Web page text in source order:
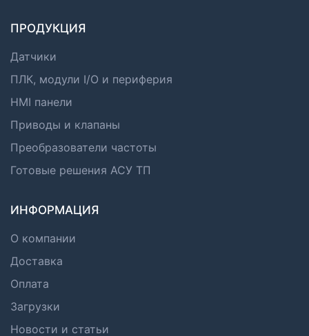
ПРОДУКЦИЯ
Датчики
ПЛК, модули I/O и периферия
HMI панели
Приводы и клапаны
Преобразователи частоты
Готовые решения АСУ ТП
ИНФОРМАЦИЯ
О компании
Доставка
Оплата
Загрузки
Новости и статьи